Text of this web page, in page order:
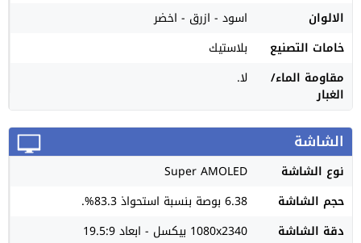
الالوان
اسود - ازرق - اخضر
خامات التصنيع
بلاستيك
مقاومة الماء/
الغبار
لا.
الشاشة
نوع الشاشة
Super AMOLED
حجم الشاشة
6.38 بوصة بنسبة استحواذ 83.3%.
دقة الشاشة
1080x2340 بيكسل - ابعاد 19.5:9